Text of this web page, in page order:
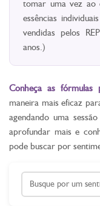
tomar uma vez ao
essências
vendidas pelos
anos.)
Conheça as fórmulas
maneira mais eficaz
agendando uma
aprofundar mais e
pode buscar por